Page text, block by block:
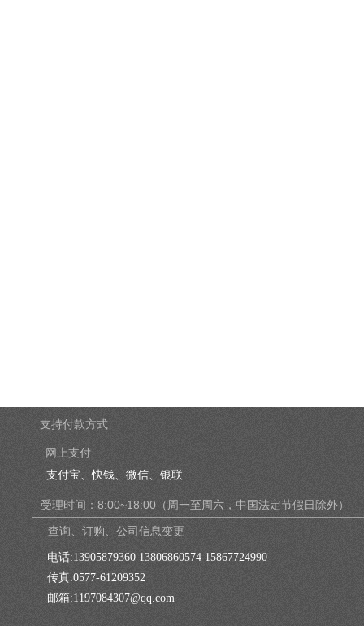
查询、订购、公司信息变更
电话:13905879360 13806860574 15867724990
传真:0577-61209352
邮箱:1197084307@qq.com
支持付款方式
网上支付
支付宝、快钱、微信、银联
受理时间：8:00~18:00（周一至周六，中国法定节假日除外）